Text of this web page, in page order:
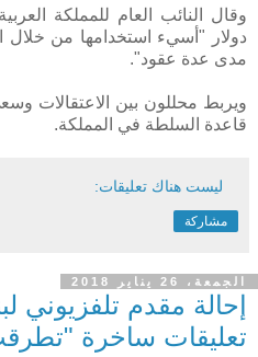
دولار "أسيء استخدامها من خلال
مدى عدة عقود".
ويربط محللون بين الاعتقالات
قاعدة السلطة في المملكة.
ليست هناك تعليقات:
مشاركة
الجمعة، 26 يناير 2018
إحالة مقدم تلفزيوني
تعليقات ساخرة